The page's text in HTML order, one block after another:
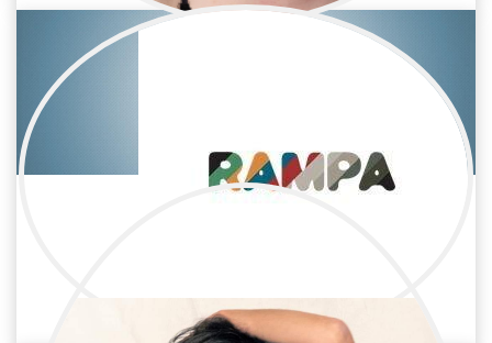
Cine / Reparto